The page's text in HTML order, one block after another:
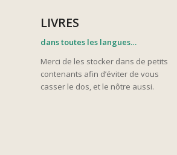
LIVRES
dans toutes les langues…
Merci de les stocker dans de petits
contenants afin d’éviter de vous
casser le dos, et le nôtre aussi.